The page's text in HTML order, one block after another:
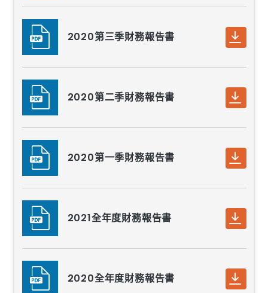
2020第三季財務報告書
2020第二季財務報告書
2020第一季財務報告書
2021全年度財務報告書
2020全年度財務報告書